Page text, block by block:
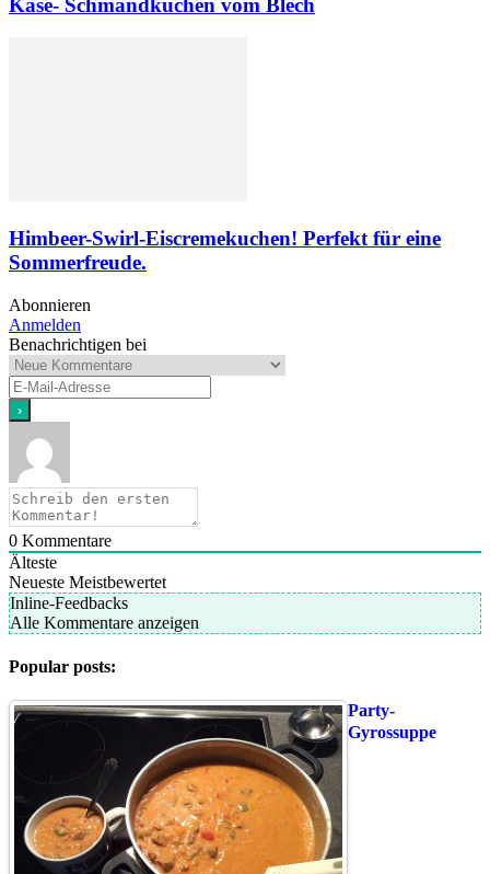
Himbeer-Swirl-Eiscremekuchen! Perfekt für eine
Sommerfreude.
Abonnieren
Anmelden
Benachrichtigen bei
0 Kommentare
Älteste
Neueste Meistbewertet
Inline-Feedbacks
Alle Kommentare anzeigen
Popular posts:
Party-
Gyrossuppe